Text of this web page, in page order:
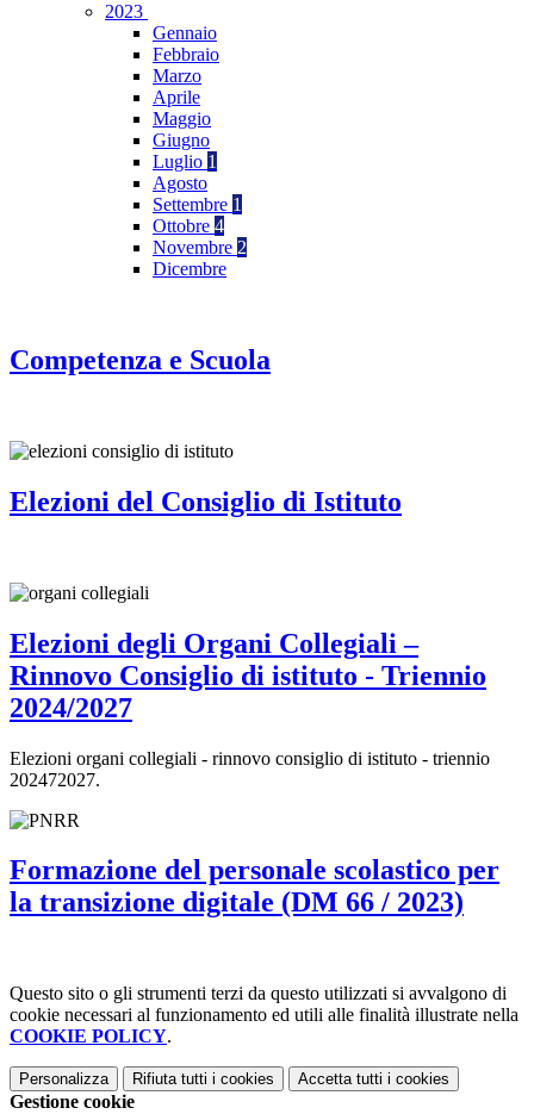
2023
Gennaio
Febbraio
Marzo
Aprile
Maggio
Giugno
Luglio 1
Agosto
Settembre 1
Ottobre 4
Novembre 2
Dicembre
Competenza e Scuola
Elezioni del Consiglio di Istituto
Elezioni degli Organi Collegiali –
Rinnovo Consiglio di istituto - Triennio
2024/2027
Elezioni organi collegiali - rinnovo consiglio di istituto - triennio
202472027.
Formazione del personale scolastico per
la transizione digitale (DM 66 / 2023)
Questo sito o gli strumenti terzi da questo utilizzati si avvalgono di
cookie necessari al funzionamento ed utili alle finalità illustrate nella
COOKIE POLICY.
Personalizza Rifiuta tutti i cookies Accetta tutti i cookies
Gestione cookie